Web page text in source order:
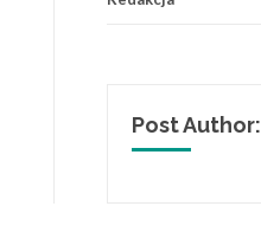
Post Author: